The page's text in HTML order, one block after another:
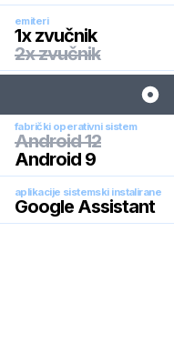
emiteri
1x zvučnik
2x zvučnik
fabrički operativni sistem
Android 12
Android 9
aplikacije sistemski instalirane
Google Assistant